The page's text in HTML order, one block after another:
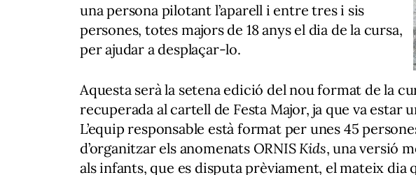
una persona pilotant l’aparell i entre tres i sis
persones, totes majors de 18 anys el dia de la cursa,
per ajudar a desplaçar-lo.
Aquesta serà la setena edició del nou format de la
recuperada al cartell de Festa Major, ja que va estar
L’equip responsable està format per unes 45
d’organitzar els anomenats ORNIS Kids, una versió
als infants, que es disputa prèviament, el mateix dia